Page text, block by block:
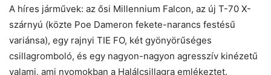
A híres járművek: az ősi Millennium Falcon, az új T-70 X-
szárnyú (közte Poe Dameron fekete-narancs festésű
variánsa), egy rajnyi TIE FO, két gyönyörűséges
csillagromboló, és egy nagyon-nagyon agresszív kinézetű
valami, ami nyomokban a Halálcsillagra emlékeztet.